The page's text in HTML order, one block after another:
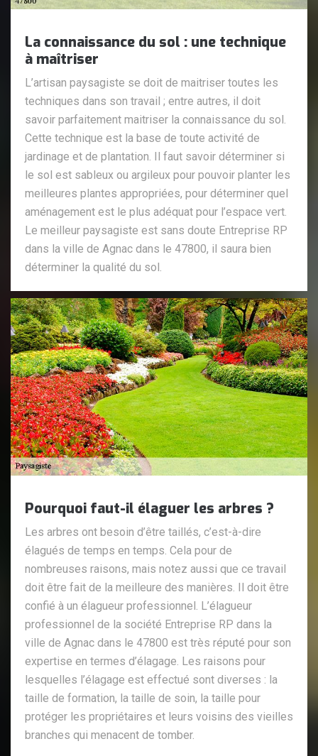
La connaissance du sol : une technique
à maîtriser
L’artisan paysagiste se doit de maitriser toutes les
techniques dans son travail ; entre autres, il doit
savoir parfaitement maitriser la connaissance du sol.
Cette technique est la base de toute activité de
jardinage et de plantation. Il faut savoir déterminer si
le sol est sableux ou argileux pour pouvoir planter les
meilleures plantes appropriées, pour déterminer quel
aménagement est le plus adéquat pour l’espace vert.
Le meilleur paysagiste est sans doute Entreprise RP
dans la ville de Agnac dans le 47800, il saura bien
déterminer la qualité du sol.
Pourquoi faut-il élaguer les arbres ?
Les arbres ont besoin d’être taillés, c’est-à-dire
élagués de temps en temps. Cela pour de
nombreuses raisons, mais notez aussi que ce travail
doit être fait de la meilleure des manières. Il doit être
confié à un élagueur professionnel. L’élagueur
professionnel de la société Entreprise RP dans la
ville de Agnac dans le 47800 est très réputé pour son
expertise en termes d’élagage. Les raisons pour
lesquelles l’élagage est effectué sont diverses : la
taille de formation, la taille de soin, la taille pour
protéger les propriétaires et leurs voisins des vieilles
branches qui menacent de tomber.